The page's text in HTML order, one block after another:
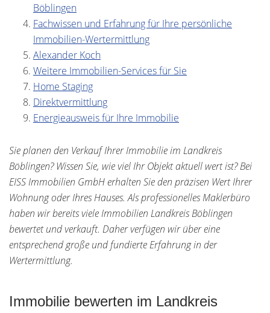
Böblingen
Fachwissen und Erfahrung für Ihre persönliche
Immobilien-Wertermittlung
Alexander Koch
Weitere Immobilien-Services für Sie
Home Staging
Direktvermittlung
Energieausweis für Ihre Immobilie
Sie planen den Verkauf Ihrer Immobilie im Landkreis
Böblingen? Wissen Sie, wie viel Ihr Objekt aktuell wert ist? Bei
EISS Immobilien GmbH erhalten Sie den präzisen Wert Ihrer
Wohnung oder Ihres Hauses. Als professionelles Maklerbüro
haben wir bereits viele Immobilien Landkreis Böblingen
bewertet und verkauft. Daher verfügen wir über eine
entsprechend große und fundierte Erfahrung in der
Wertermittlung.
Immobilie bewerten im Landkreis